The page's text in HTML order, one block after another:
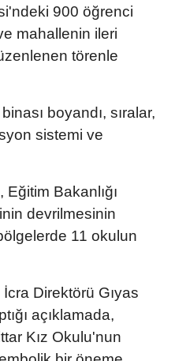
900 öğrenci
mahallenin ileri
törenle
boyandı, sıralar,
sistemi ve
Bakanlığı
devrilmesinin
11 okulun
Direktörü Gıyas
açıklamada,
Kız Okulu'nun